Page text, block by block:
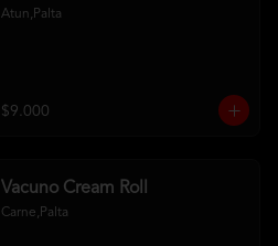
Atun,Palta
$9.000
Vacuno Cream Roll
Carne,Palta